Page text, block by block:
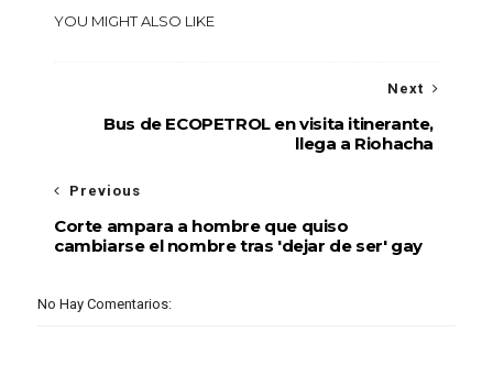
YOU MIGHT ALSO LIKE
Next
Bus de ECOPETROL en visita itinerante,
llega a Riohacha
Previous
Corte ampara a hombre que quiso
cambiarse el nombre tras 'dejar de ser' gay
No Hay Comentarios: